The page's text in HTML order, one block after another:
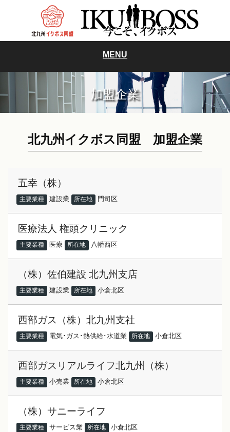
MENU
加盟企業
北九州イクボス同盟 加盟企業
五幸（株）
主要業種 建設業 所在地 門司区
医療法人 権頭クリニック
主要業種 医療 所在地 八幡西区
（株）佐伯建設 北九州支店
主要業種 建設業 所在地 小倉北区
西部ガス（株）北九州支社
主要業種 電気･ガス･熱供給･水道業 所在地 小倉北区
西部ガスリアルライフ北九州（株）
主要業種 小売業 所在地 小倉北区
（株）サニーライフ
主要業種 サービス業 所在地 小倉北区